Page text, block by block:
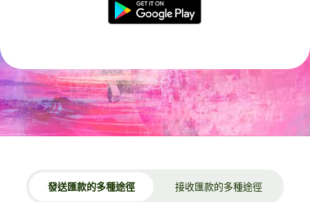
發送匯款的多種途徑 接收匯款的多種途徑